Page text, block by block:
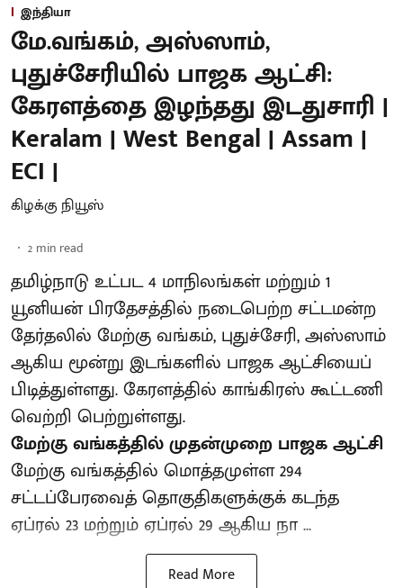
இந்தியா
மே.வங்கம், அஸ்ஸாம்,
புதுச்சேரியில் பாஜக ஆட்சி:
கேரளத்தை இழந்தது இடதுசாரி |
Keralam | West Bengal | Assam |
ECI |
கிழக்கு நியூஸ்
2 min read
தமிழ்நாடு உட்பட 4 மாநிலங்கள் மற்றும் 1
யூனியன் பிரதேசத்தில் நடைபெற்ற சட்டமன்ற
தேர்தலில் மேற்கு வங்கம், புதுச்சேரி, அஸ்ஸாம்
ஆகிய மூன்று இடங்களில் பாஜக ஆட்சியைப்
பிடித்துள்ளது. கேரளத்தில் காங்கிரஸ் கூட்டணி
வெற்றி பெற்றுள்ளது.
மேற்கு வங்கத்தில் முதன்முறை பாஜக ஆட்சி
மேற்கு வங்கத்தில் மொத்தமுள்ள 294
சட்டப்பேரவைத் தொகுதிகளுக்குக் கடந்த
ஏப்ரல் 23 மற்றும் ஏப்ரல் 29 ஆகிய நா ...
Read More